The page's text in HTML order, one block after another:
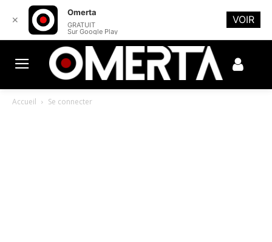
Accueil Se connecter
✕
Omerta
GRATUIT
Sur Google Play
VOIR